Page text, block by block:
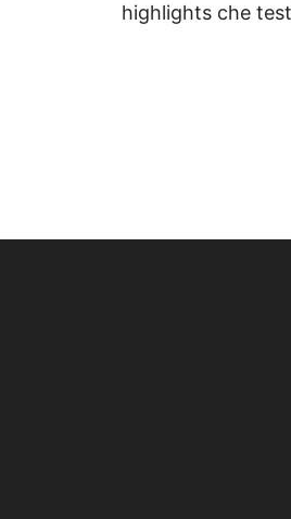
highlights che